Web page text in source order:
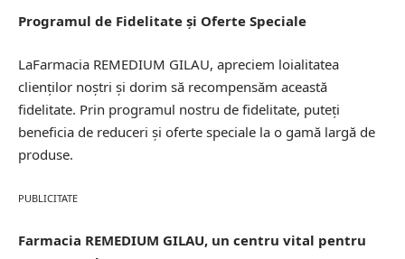
Programul de Fidelitate și Oferte Speciale
LaFarmacia REMEDIUM GILAU, apreciem loialitatea
clienților noștri și dorim să recompensăm această
fidelitate. Prin programul nostru de fidelitate, puteți
beneficia de reduceri și oferte speciale la o gamă largă de
produse.
PUBLICITATE
Farmacia REMEDIUM GILAU, un centru vital pentru